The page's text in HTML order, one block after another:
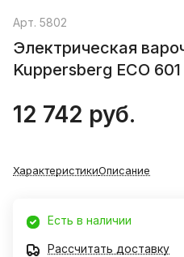
Арт. 5802
Электрическая
Kuppersberg ECO 601
12 742 руб.
ХарактеристикиОписание
Есть в наличии
Рассчитать доставку